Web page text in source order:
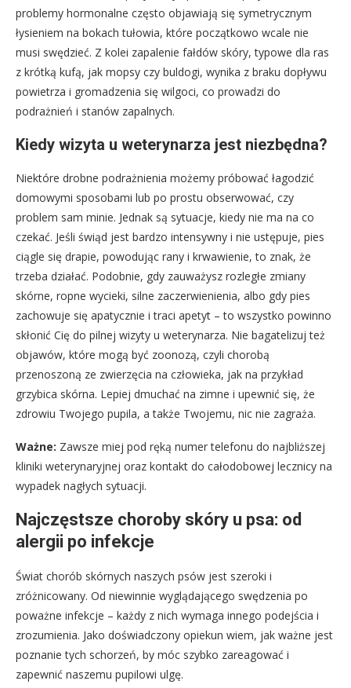
problemy hormonalne często objawiają się symetrycznym
łysieniem na bokach tułowia, które początkowo wcale nie
musi swędzieć. Z kolei zapalenie fałdów skóry, typowe dla ras
z krótką kufą, jak mopsy czy buldogi, wynika z braku dopływu
powietrza i gromadzenia się wilgoci, co prowadzi do
podrażnień i stanów zapalnych.
Kiedy wizyta u weterynarza jest niezbędna?
Niektóre drobne podrażnienia możemy próbować łagodzić
domowymi sposobami lub po prostu obserwować, czy
problem sam minie. Jednak są sytuacje, kiedy nie ma na co
czekać. Jeśli świąd jest bardzo intensywny i nie ustępuje, pies
ciągle się drapie, powodując rany i krwawienie, to znak, że
trzeba działać. Podobnie, gdy zauważysz rozległe zmiany
skórne, ropne wycieki, silne zaczerwienienia, albo gdy pies
zachowuje się apatycznie i traci apetyt – to wszystko powinno
skłonić Cię do pilnej wizyty u weterynarza. Nie bagatelizuj też
objawów, które mogą być zoonozą, czyli chorobą
przenoszoną ze zwierzęcia na człowieka, jak na przykład
grzybica skórna. Lepiej dmuchać na zimne i upewnić się, że
zdrowiu Twojego pupila, a także Twojemu, nic nie zagraża.
Ważne: Zawsze miej pod ręką numer telefonu do najbliższej
kliniki weterynaryjnej oraz kontakt do całodobowej lecznicy na
wypadek nagłych sytuacji.
Najczęstsze choroby skóry u psa: od
alergii po infekcje
Świat chorób skórnych naszych psów jest szeroki i
zróżnicowany. Od niewinnie wyglądającego swędzenia po
poważne infekcje – każdy z nich wymaga innego podejścia i
zrozumienia. Jako doświadczony opiekun wiem, jak ważne jest
poznanie tych schorzeń, by móc szybko zareagować i
zapewnić naszemu pupilowi ulgę.